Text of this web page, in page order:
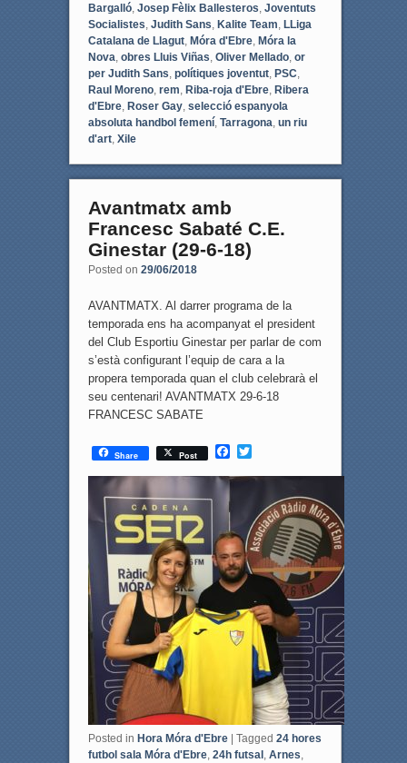
Bargalló, Josep Fèlix Ballesteros, Joventuts
Socialistes, Judith Sans, Kalite Team, LLiga
Catalana de Llagut, Móra d'Ebre, Móra la
Nova, obres Lluis Viñas, Oliver Mellado, or
per Judith Sans, polítiques joventut, PSC,
Raul Moreno, rem, Riba-roja d'Ebre, Ribera
d'Ebre, Roser Gay, selecció espanyola
absoluta handbol femení, Tarragona, un riu
d'art, Xile
Avantmatx amb
Francesc Sabaté C.E.
Ginestar (29-6-18)
Posted on 29/06/2018
AVANTMATX. Al darrer programa de la
temporada ens ha acompanyat el president
del Club Esportiu Ginestar per parlar de com
s’està configurant l’equip de cara a la
propera temporada quan el club celebrarà el
seu centenari! AVANTMATX 29-6-18
FRANCESC SABATE
Share Post
F
c
b
o
o
k
T
i
e
r
Posted in Hora Móra d'Ebre Tagged 24 hores
futbol sala Móra d'Ebre, 24h futsal , Arnes,